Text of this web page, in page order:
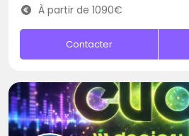
À partir de 1090€
Contacter